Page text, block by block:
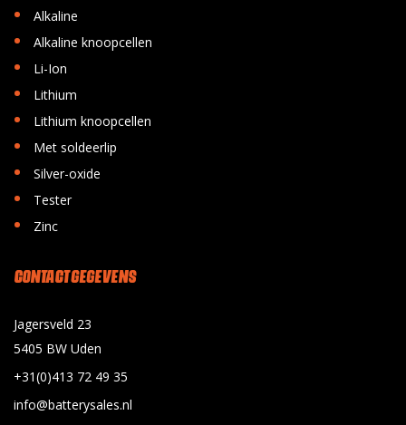
• Alkaline
• Alkaline knoopcellen
• Li-Ion
• Lithium
• Lithium knoopcellen
• Met soldeerlip
• Silver-oxide
• Tester
• Zinc
CONTACT GEGEVENS
Jagersveld 23
5405 BW Uden
+31(0)413 72 49 35
info@batterysales.nl